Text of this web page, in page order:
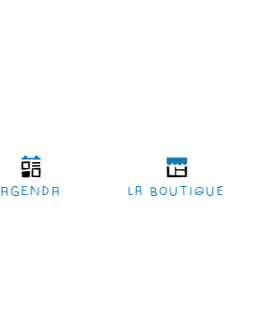
agenda LA BOUTIQUE